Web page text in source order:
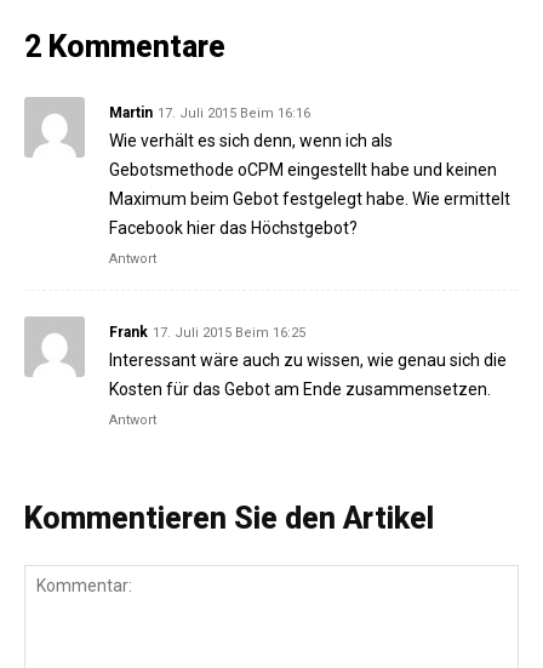
2 Kommentare
Martin 17. Juli 2015 Beim 16:16
Wie verhält es sich denn, wenn ich als
Gebotsmethode oCPM eingestellt habe und keinen
Maximum beim Gebot festgelegt habe. Wie ermittelt
Facebook hier das Höchstgebot?
Antwort
Frank 17. Juli 2015 Beim 16:25
Interessant wäre auch zu wissen, wie genau sich die
Kosten für das Gebot am Ende zusammensetzen.
Antwort
Kommentieren Sie den Artikel